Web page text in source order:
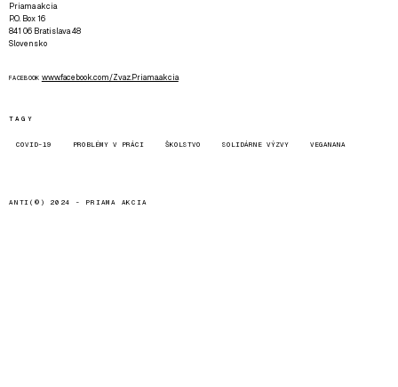
Priama akcia
P.O. Box 16
841 06 Bratislava 48
Slovensko
FACEBOOK www.facebook.com/Zvaz.Priama.akcia
TAGY
COVID-19 PROBLÉMY V PRÁCI ŠKOLSTVO SOLIDÁRNE VÝZVY VEGANANA
ANTI(©) 2024 - PRIAMA AKCIA